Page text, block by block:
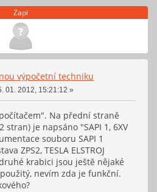
Zapi
výpočetní techniku
01. 2012, 15:21:12 »
Na přední straně
stran) je napsáno "SAPI 1, 6XV
souboru SAPI 1
ZPS2, TESLA ELSTROJ
druhé krabici jsou ještě nějaké
nevím zda je funkční.